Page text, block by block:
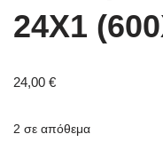
24X1
24,00 €
2 σε απόθεμα